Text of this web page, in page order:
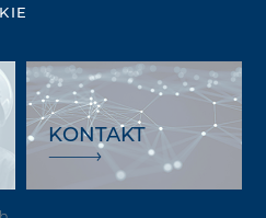
KONTAKT